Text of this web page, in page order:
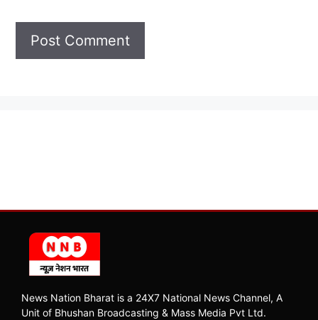
News Nation Bharat is a 24X7 National News Channel, A
Unit of Bhushan Broadcasting & Mass Media Pvt Ltd.